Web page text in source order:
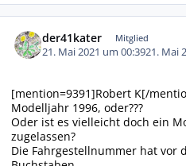
der41kater Mitglied
21. Mai 2021 um 00:3921. Mai
[mention=9391]Robert K[/
Modelljahr 1996, oder???
Oder ist es vielleicht doch ein
zugelassen?
Die Fahrgestellnummer hat vor